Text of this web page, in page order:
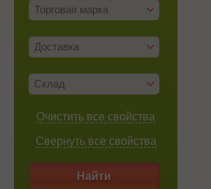
Торговая марка
Доставка
Склад
Очистить все свойства
Свернуть все свойства
Найти